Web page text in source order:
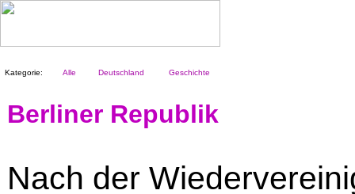
Kategorie: Alle Deutschland Geschichte
Berliner Republik
Nach der